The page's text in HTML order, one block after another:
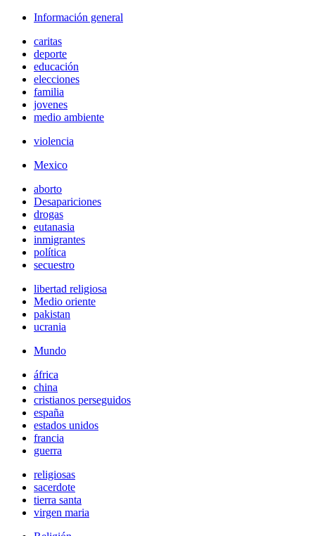
Información general
caritas
deporte
educación
elecciones
familia
jovenes
medio ambiente
violencia
Mexico
aborto
Desapariciones
drogas
eutanasia
inmigrantes
política
secuestro
libertad religiosa
Medio oriente
pakistan
ucrania
Mundo
áfrica
china
cristianos perseguidos
españa
estados unidos
francia
guerra
religiosas
sacerdote
tierra santa
virgen maria